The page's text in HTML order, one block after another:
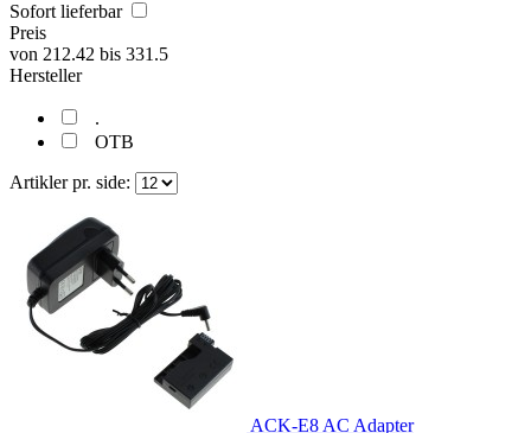
Sofort lieferbar
Preis
von 212.42 bis 331.5
Hersteller
.
OTB
Artikler pr. side:
ACK-E8 AC Adapter